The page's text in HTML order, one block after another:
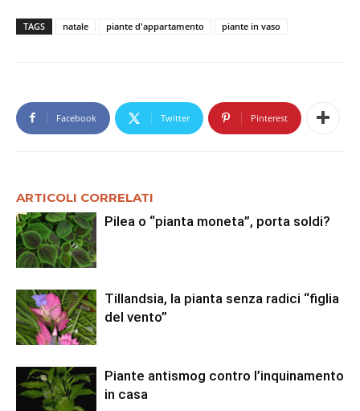
TAGS natale piante d'appartamento piante in vaso
Facebook Twitter Pinterest
ARTICOLI CORRELATI
Pilea o “pianta moneta”, porta soldi?
Tillandsia, la pianta senza radici “figlia
del vento”
Piante antismog contro l’inquinamento
in casa